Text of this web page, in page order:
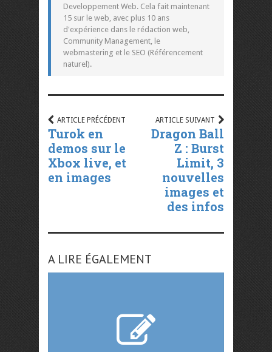
Developpement Web. Cela fait maintenant
15 sur le web, avec plus 10 ans
d'expérience dans le rédaction web,
Community Management, le
webmastering et le SEO (Référencement
naturel).
ARTICLE PRÉCÉDENT
Turok en
demos sur le
Xbox live, et
en images
ARTICLE SUIVANT
Dragon Ball
Z : Burst
Limit, 3
nouvelles
images et
des infos
A LIRE ÉGALEMENT